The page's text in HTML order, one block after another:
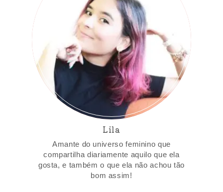
Lila
Amante do universo feminino que
compartilha diariamente aquilo que ela
gosta, e também o que ela não achou tão
bom assim!